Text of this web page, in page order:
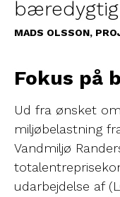
MADS OLSSON,
Fokus på
Ud fra ønsket
miljøbelastning
Vandmiljø
udarbejdelse af